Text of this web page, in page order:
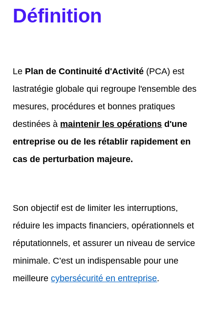
Définition
Le Plan de Continuité d'Activité (PCA) est
lastratégie globale qui regroupe l'ensemble des
mesures, procédures et bonnes pratiques
destinées à maintenir les opérations d'une
entreprise ou de les rétablir rapidementen
cas de perturbation majeure.
Son objectif est de limiter les interruptions,
réduire les impacts financiers, opérationnels et
réputationnels, et assurer un niveau de service
minimale. C’est un indispensable pour une
meilleurecybersécurité en entreprise.